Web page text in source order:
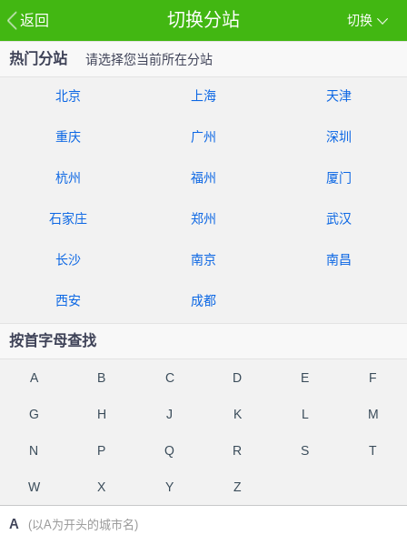
返回 切换
切换分站
热门分站 请选择您当前所在分站
北京 上海 天津
重庆 广州 深圳
杭州 福州 厦门
石家庄 郑州 武汉
长沙 南京 南昌
西安 成都
按首字母查找
A B C D E F
G H J K L M
N P Q R S T
W X Y Z
A (以A为开头的城市名)